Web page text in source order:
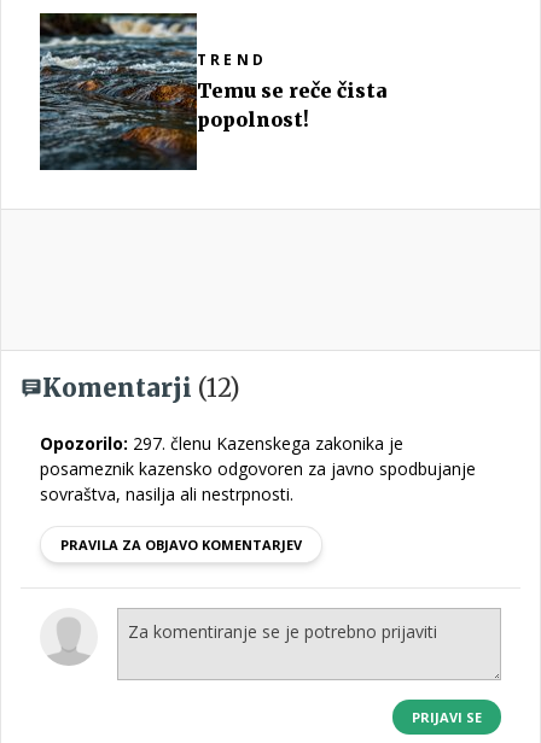
TREND
Temu se reče čista
popolnost!
Komentarji (12)
Opozorilo: 297. členu Kazenskega zakonika je
posameznik kazensko odgovoren za javno spodbujanje
sovraštva, nasilja ali nestrpnosti.
PRAVILA ZA OBJAVO KOMENTARJEV
PRIJAVI SE